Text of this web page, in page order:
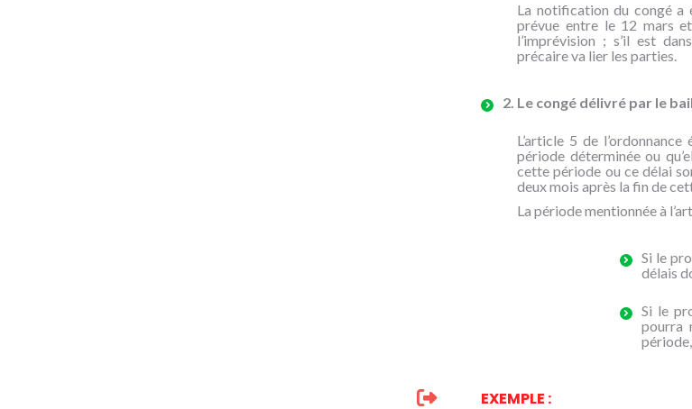
La notification du congé a
prévue entre le 12 mars
l’imprévision ; s’il est
précaire va lier les parties.
2. Le congé délivré par le
L’article 5 de
période déterminée ou
cette période ou ce délai
deux mois après la fin de
La période mentionnée à
Si le
délais
Si le
pourra
EXEMPLE :